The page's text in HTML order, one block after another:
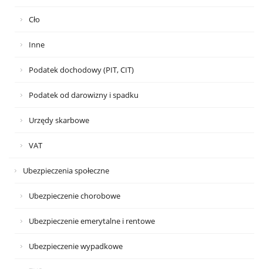
Cło
Inne
Podatek dochodowy (PIT, CIT)
Podatek od darowizny i spadku
Urzędy skarbowe
VAT
Ubezpieczenia społeczne
Ubezpieczenie chorobowe
Ubezpieczenie emerytalne i rentowe
Ubezpieczenie wypadkowe